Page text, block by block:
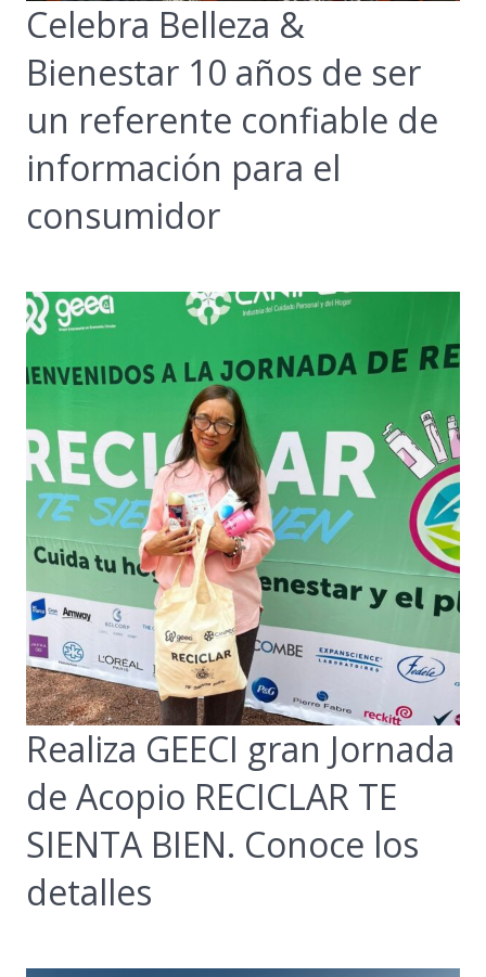
Celebra Belleza &
Bienestar 10 años de ser
un referente confiable de
información para el
consumidor
Realiza GEECI gran Jornada
de Acopio RECICLAR TE
SIENTA BIEN. Conoce los
detalles